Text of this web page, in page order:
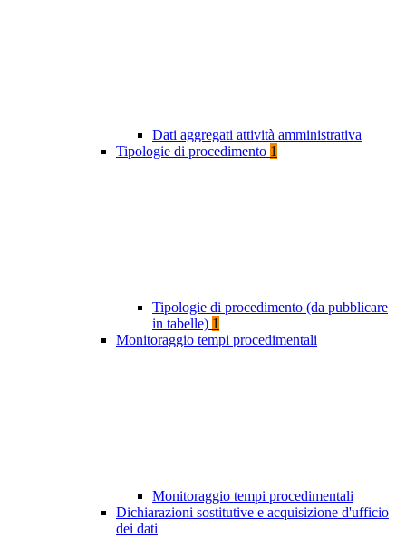
Dati aggregati attività amministrativa
Tipologie di procedimento 1
Tipologie di procedimento (da pubblicare
in tabelle) 1
Monitoraggio tempi procedimentali
Monitoraggio tempi procedimentali
Dichiarazioni sostitutive e acquisizione d'ufficio
dei dati